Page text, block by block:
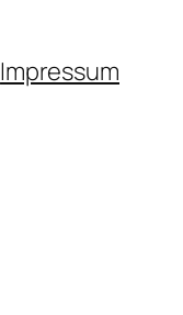
Impressum